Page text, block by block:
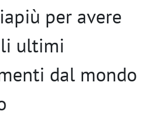
per avere
ultimi
dal mondo